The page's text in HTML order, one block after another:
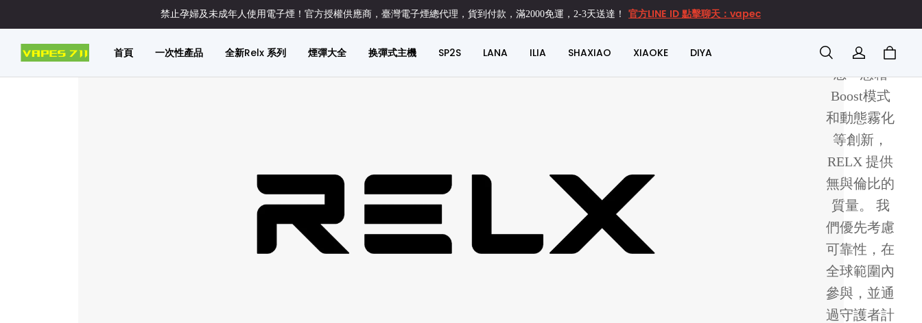
禁止孕婦及未成年人使用電子煙！官方授權供應商，臺灣電子煙總代理，貨到付款，滿2000免運，2-3天送達！ 官方LINE ID 點擊聊天：vapec
首頁 一次性產品 全新Relx 系列 煙彈大全 换彈式主機 SP2S LANA ILIA SHAXIAO XIAOKE DIYA
精心製作的
超級絲滑口
感™憑藉
Boost模式
和動態霧化
等創新，
RELX 提供
無與倫比的
質量。 我
們優先考慮
可靠性，在
全球範圍內
參與，並通
過守護者計